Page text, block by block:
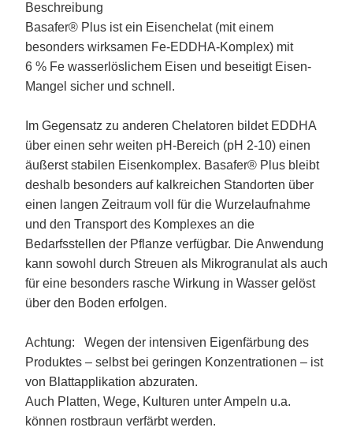
Beschreibung
Basafer® Plus ist ein Eisenchelat (mit einem
besonders wirksamen Fe-EDDHA-Komplex) mit
6 % Fe wasserlöslichem Eisen und beseitigt Eisen-
Mangel sicher und schnell.
Im Gegensatz zu anderen Chelatoren bildet EDDHA
über einen sehr weiten pH-Bereich (pH 2-10) einen
äußerst stabilen Eisenkomplex. Basafer® Plus bleibt
deshalb besonders auf kalkreichen Standorten über
einen langen Zeitraum voll für die Wurzelaufnahme
und den Transport des Komplexes an die
Bedarfsstellen der Pflanze verfügbar. Die Anwendung
kann sowohl durch Streuen als Mikrogranulat als auch
für eine besonders rasche Wirkung in Wasser gelöst
über den Boden erfolgen.
Achtung: Wegen der intensiven Eigenfärbung des
Produktes – selbst bei geringen Konzentrationen – ist
von Blattapplikation abzuraten.
Auch Platten, Wege, Kulturen unter Ampeln u.a.
können rostbraun verfärbt werden.